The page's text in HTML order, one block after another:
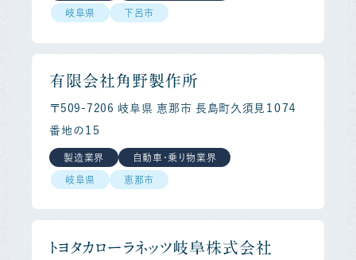
岐阜県 下呂市
有限会社角野製作所
〒509-7206 岐阜県 恵那市 長島町久須見１０７４
番地の１５
製造業界 自動車・乗り物業界
岐阜県 恵那市
トヨタカローラネッツ岐阜株式会社